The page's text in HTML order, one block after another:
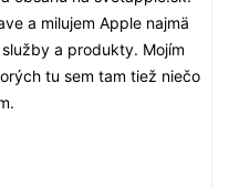
a milujem Apple najmä
a produkty. Mojím
tu sem tam tiež niečo